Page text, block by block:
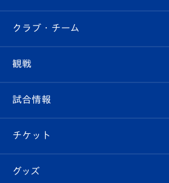
すべて
クラブ
試合情報
チケット
クラブ・チーム
クラブ概要
エンブレム紹介
観戦
観戦ルール
はじめての観戦ガイド
試合情報
試合日程/結果
チケット
チケット
グッズ